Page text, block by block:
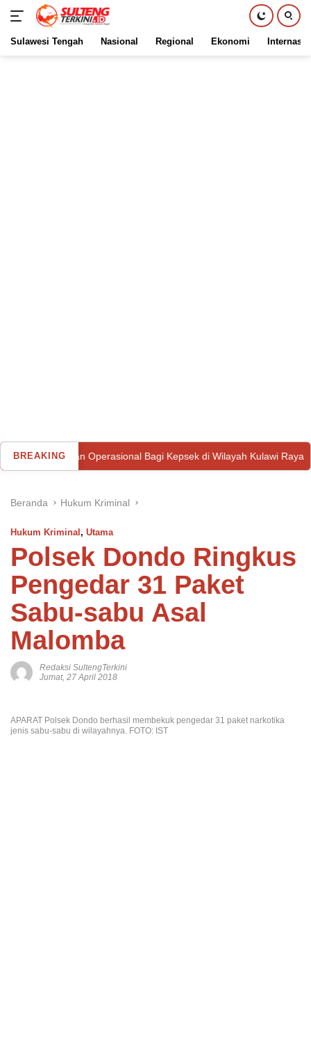
Sulawesi Tengah Nasional Regional Ekonomi
BREAKING
Operasional Bagi Kepsek di Wilayah Kulawi Raya
Beranda Hukum Kriminal
Hukum Kriminal , Utama
Polsek Dondo Ringkus
Pengedar 31 Paket
Sabu-sabu Asal
Malomba
Redaksi SultengTerkini
Jumat, 27 April 2018
APARAT Polsek Dondo berhasil membekuk pengedar 31 paket narkotika
jenis sabu-sabu di wilayahnya. FOTO: IST